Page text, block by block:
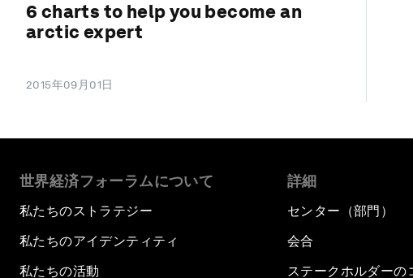
6 charts to help you become an
arctic expert
2015年09月01日
世界経済フォーラムについて
私たちのストラテジー
私たちのアイデンティティ
私たちの活動
詳細
センター（部門）
会合
ステークホルダーの